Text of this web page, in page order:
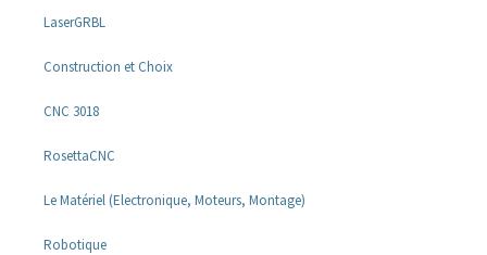
LaserGRBL
Construction et Choix
CNC 3018
RosettaCNC
Le Matériel (Electronique, Moteurs, Montage)
Robotique